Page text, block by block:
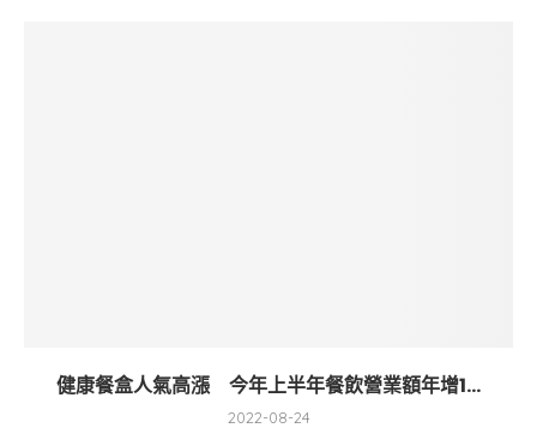
健康餐盒人氣高漲 今年上半年餐飲營業額年增1...
2022-08-24